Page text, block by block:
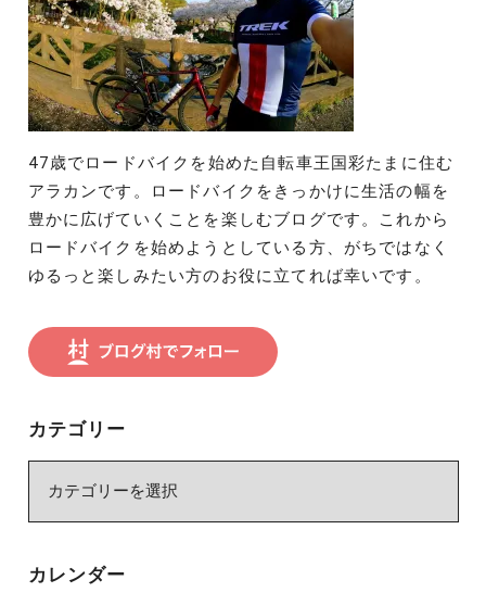
47歳でロードバイクを始めた自転車王国彩たまに住む
アラカンです。ロードバイクをきっかけに生活の幅を
豊かに広げていくことを楽しむブログです。これから
ロードバイクを始めようとしている方、がちではなく
ゆるっと楽しみたい方のお役に立てれば幸いです。
カテゴリー
ー
カレンダー